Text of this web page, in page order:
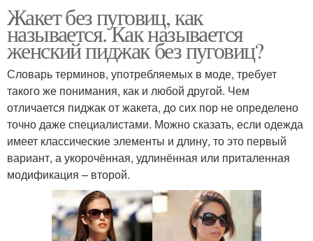
Жакет без пуговиц, как
называется. Как называется
женский пиджак без пуговиц?
Словарь терминов, употребляемых в моде, требует
такого же понимания, как и любой другой. Чем
отличается пиджак от жакета, до сих пор не определено
точно даже специалистами. Можно сказать, если одежда
имеет классические элементы и длину, то это первый
вариант, а укорочённая, удлинённая или приталенная
модификация – второй.